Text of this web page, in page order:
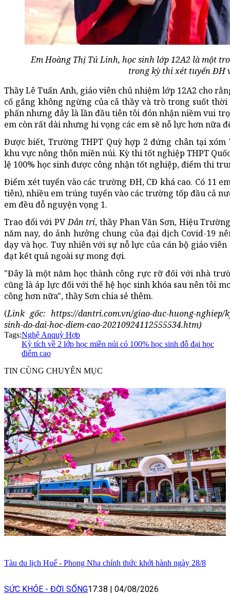
Em Hoàng Thị Tú Linh, học sinh lớp 12A2 là một
trong kỳ thi xét tuyển ĐH
Thầy Lê Tuấn Anh, giáo viên chủ nhiệm lớp 12A2 cho
cố gắng không ngừng của cả thầy và trò trong suốt
phấn nhưng đây là lần đầu tiên tôi đón nhận niềm vui
em còn rất dài nhưng hi vọng các em sẽ nỗ lực hơn nữa
Được biết, Trường THPT Quỳ hợp 2 đứng chân tại xóm
khu vực nông thôn miền núi. Kỳ thi tốt nghiệp THPT
lệ 100% học sinh được công nhận tốt nghiệp, điểm thi
Điểm xét tuyển vào các trường ĐH, CĐ khá cao. Có 11
tiên), nhiều em trúng tuyển vào các trường tốp đầu cả
em đều đỗ nguyện vọng 1.
Trao đổi với PVDân trí, thầy Phan Văn Sơn, Hiệu
năm nay, do ảnh hưởng chung của đại dịch Covid-19
dạy và học. Tuy nhiên với sự nỗ lực của cán bộ giáo
đạt kết quả ngoài sự mong đợi.
"Đây là một năm học thành công rực rỡ đối với nhà
cũng là áp lực đối với thế hệ học sinh khóa sau nên tôi
công hơn nữa", thầy Sơn chia sẻ thêm.
(Link gốc: https://dantri.com.vn/giao-duc-huong-nghiep/
sinh-do-dai-hoc-diem-cao-20210924112555534.htm)
Tags:Nghệ Anquỳ Hợp
Kỳ tích về 2 lớp học miền núi có 100% học sinh đỗ đại học
điểm cao
TIN CÙNG CHUYÊN MỤC
Tàu du lịch Huế - Phong Nha chính thức khởi hành ngày 28/8
SỨC KHỎE - ĐỜI SỐNG17:38 04/08/2026